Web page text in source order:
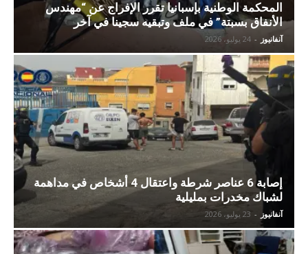
المحكمة الوطنية بإسبانيا تقرر الإفراج عن “مهندس
الأنفاق بسبتة” في ملف وتبقيه سجينا في آخر
آنفانيوز - 24 يوليو، 2026
إصابة 6 عناصر شرطة واعتقال 4 أشخاص في مداهمة
لشباك مخدرات بمليلية
آنفانيوز - 23 يوليو، 2026